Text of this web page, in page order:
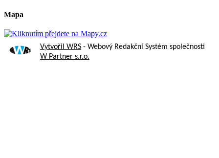
Mapa
Vytvořil WRS - Webový Redakční Systém společnosti
W Partner s.r.o.